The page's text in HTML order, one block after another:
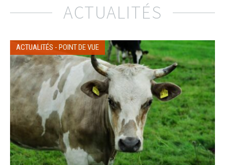
ACTUALITÉS
ACTUALITÉS - POINT DE VUE